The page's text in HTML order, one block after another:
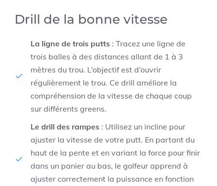
Drill de la bonne vitesse
La ligne de trois putts : Tracez une ligne de
trois balles à des distances allant de 1 à 3
mètres du trou. L’objectif est d’ouvrir
régulièrement le trou. Ce drill améliore la
compréhension de la vitesse de chaque coup
sur différents greens.
Le drill des rampes : Utilisez un incline pour
ajuster la vitesse de votre putt. En partant du
haut de la pente et en variant la force pour finir
dans un panier au bas, le golfeur apprend à
ajuster correctement la puissance en fonction